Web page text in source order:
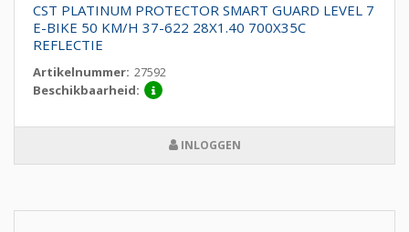
CST PLATINUM PROTECTOR SMART GUARD LEVEL 7
E-BIKE 50 KM/H 37-622 28X1.40 700X35C
REFLECTIE
Artikelnummer: 27592
Beschikbaarheid:
INLOGGEN